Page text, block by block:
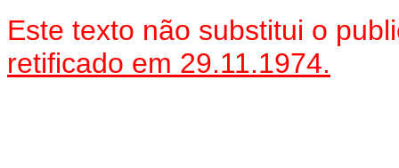
Este texto não substitui o
retificado em 29.11.1974.